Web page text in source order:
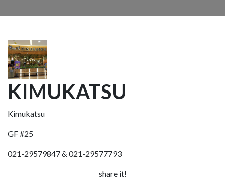
KIMUKATSU
Kimukatsu
GF #25
021-29579847 & 021-29577793
share it!